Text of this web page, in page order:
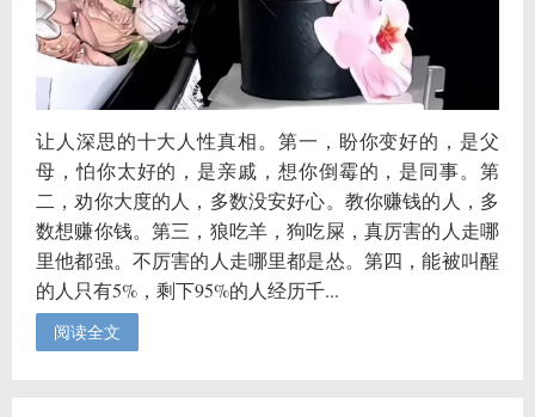
让人深思的十大人性真相。第一，盼你变好的，是父
母，怕你太好的，是亲戚，想你倒霉的，是同事。第
二，劝你大度的人，多数没安好心。教你赚钱的人，多
数想赚你钱。第三，狼吃羊，狗吃屎，真厉害的人走哪
里他都强。不厉害的人走哪里都是怂。第四，能被叫醒
的人只有5%，剩下95%的人经历千...
阅读全文